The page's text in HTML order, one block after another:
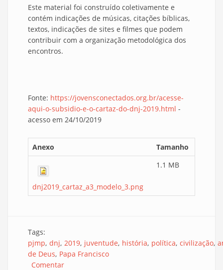
Este material foi construído coletivamente e
contém indicações de músicas, citações bíblicas,
textos, indicações de sites e filmes que podem
contribuir com a organização metodológica dos
encontros.
Fonte: https://jovensconectados.org.br/acesse-
aqui-o-subsidio-e-o-cartaz-do-dnj-2019.html -
acesso em 24/10/2019
Anexo Tamanho
dnj2019_cartaz_a3_modelo_3.png
1.1 MB
Tags:
pjmp dnj 2019 juventude história política civilização
de Deus Papa Francisco
Comentar